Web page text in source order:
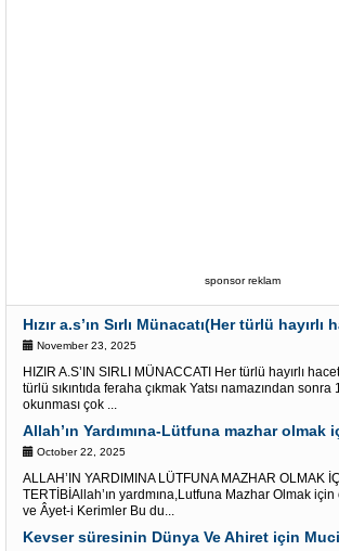
sponsor reklam
November 23, 2025
HIZIR A.S’IN SIRLI MÜNACCATI Her türlü hayırlı
türlü sıkıntıda feraha çıkmak Yatsı namazından sonra
okunması çok ...
Allah’ın Yardımına-Lütfuna mazhar olmak
October 22, 2025
ALLAH’IN YARDIMINA LÜTFUNA MAZHAR OLMAK
TERTİBİAllah’ın yardmına,Lutfuna Mazhar Olmak
ve Âyet-i Kerimler Bu du...
Kevser süresinin Dünya Ve Ahiret için